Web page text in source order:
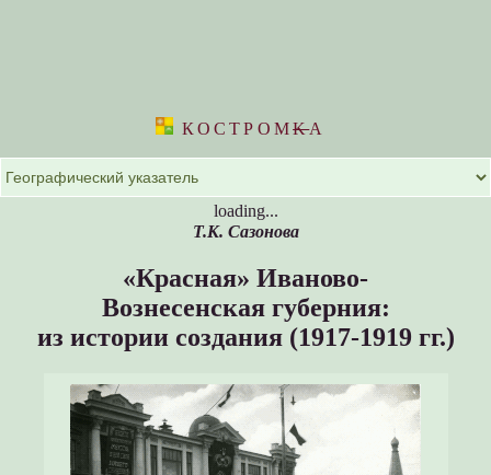
КОСТРОМKА
loading...
Т.К. Сазонова
«Красная» Иваново-
Вознесенская губерния:
из истории создания (1917-1919 гг.)